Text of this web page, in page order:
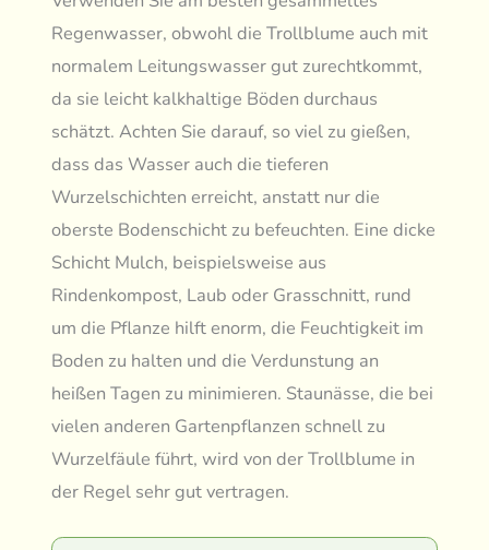
Regenwasser, obwohl die Trollblume auch mit
normalem Leitungswasser gut zurechtkommt,
da sie leicht kalkhaltige Böden durchaus
schätzt. Achten Sie darauf, so viel zu gießen,
dass das Wasser auch die tieferen
Wurzelschichten erreicht, anstatt nur die
oberste Bodenschicht zu befeuchten. Eine dicke
Schicht Mulch, beispielsweise aus
Rindenkompost, Laub oder Grasschnitt, rund
um die Pflanze hilft enorm, die Feuchtigkeit im
Boden zu halten und die Verdunstung an
heißen Tagen zu minimieren. Staunässe, die bei
vielen anderen Gartenpflanzen schnell zu
Wurzelfäule führt, wird von der Trollblume in
der Regel sehr gut vertragen.